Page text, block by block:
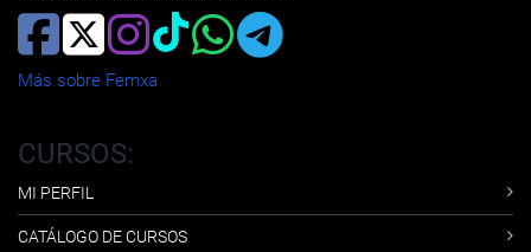
Más sobre Femxa
CURSOS:
MI PERFIL
CATÁLOGO DE CURSOS